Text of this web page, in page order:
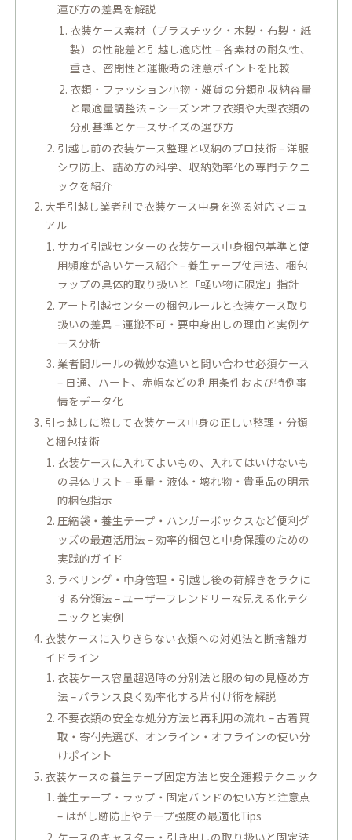
運び方の差異を解説
衣装ケース素材（プラスチック・木製・布製・紙
製）の性能差と引越し適応性 – 各素材の耐久性、
重さ、密閉性と運搬時の注意ポイントを比較
衣類・ファッション小物・雑貨の分類別収納容量
と最適量調整法 – シーズンオフ衣類や大型衣類の
分別基準とケースサイズの選び方
引越し前の衣装ケース整理と収納のプロ技術 – 洋服
シワ防止、詰め方の科学、収納効率化の専門テクニ
ックを紹介
大手引越し業者別で衣装ケース中身を巡る対応マニュ
アル
サカイ引越センターの衣装ケース中身梱包基準と使
用頻度が高いケース紹介 – 養生テープ使用法、梱包
ラップの具体的取り扱いと「軽い物に限定」指針
アート引越センターの梱包ルールと衣装ケース取り
扱いの差異 – 運搬不可・要中身出しの理由と実例ケ
ース分析
業者間ルールの微妙な違いと問い合わせ必須ケース
– 日通、ハート、赤帽などの利用条件および特例事
情をデータ化
引っ越しに際して衣装ケース中身の正しい整理・分類
と梱包技術
衣装ケースに入れてよいもの、入れてはいけないも
の具体リスト – 重量・液体・壊れ物・貴重品の明示
的梱包指示
圧縮袋・養生テープ・ハンガーボックスなど便利グ
ッズの最適活用法 – 効率的梱包と中身保護のための
実践的ガイド
ラベリング・中身管理・引越し後の荷解きをラクに
する分類法 – ユーザーフレンドリーな見える化テク
ニックと実例
衣装ケースに入りきらない衣類への対処法と断捨離ガ
イドライン
衣装ケース容量超過時の分別法と服の旬の見極め方
法 – バランス良く効率化する片付け術を解説
不要衣類の安全な処分方法と再利用の流れ – 古着買
取・寄付先選び、オンライン・オフラインの使い分
けポイント
衣装ケースの養生テープ固定方法と安全運搬テクニック
養生テープ・ラップ・固定バンドの使い方と注意点
– はがし跡防止やテープ強度の最適化Tips